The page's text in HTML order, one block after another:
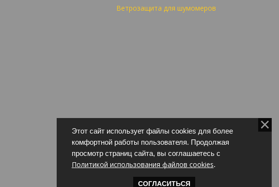
Ветрозащита для шумомеров
Этот сайт использует файлы cookies для более
комфортной работы пользователя. Продолжая
просмотр страниц сайта, вы соглашаетесь с
Политикой использования файлов cookies.
СОГЛАСИТЬСЯ